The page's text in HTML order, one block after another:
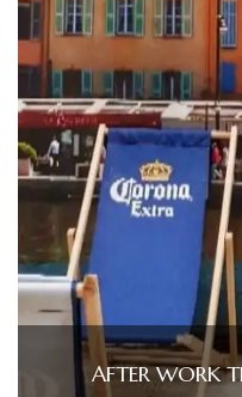
AFTER WORK